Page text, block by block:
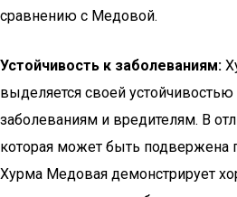
сравнению с Медовой.
Устойчивость к заболеваниям:
выделяется своей
заболеваниям и вредителям. В
которая может быть
Хурма Медовая демонстрирует